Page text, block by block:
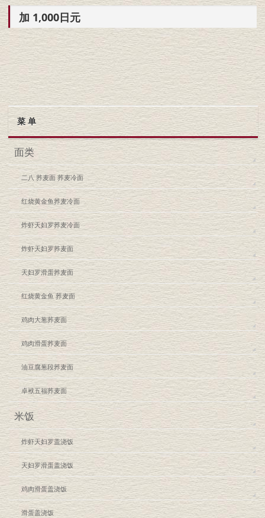
加 1,000日元
菜 单
面类
二八 荞麦面 荞麦冷面
红烧黄金鱼荞麦冷面
炸虾天妇罗荞麦冷面
炸虾天妇罗荞麦面
天妇罗滑蛋荞麦面
红烧黄金鱼 荞麦面
鸡肉大葱荞麦面
鸡肉滑蛋荞麦面
油豆腐葱段荞麦面
卓袱五福荞麦面
米饭
炸虾天妇罗盖浇饭
天妇罗滑蛋盖浇饭
鸡肉滑蛋盖浇饭
滑蛋盖浇饭